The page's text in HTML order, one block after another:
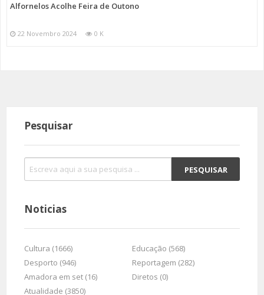
Alfornelos Acolhe Feira de Outono
22 Novembro 2024 0 K
Pesquisar
Noticias
Cultura (1666)
Educação (568)
Desporto (946)
Reportagem (282)
Amadora em set (16)
Diretos (0)
Atualidade (3850)